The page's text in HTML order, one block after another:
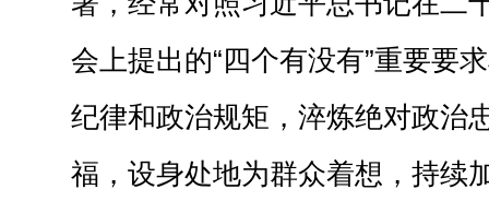
会上提出的“四个有没有”重要要
纪律和政治规矩，淬炼绝对政治
福，设身处地为群众着想，持续